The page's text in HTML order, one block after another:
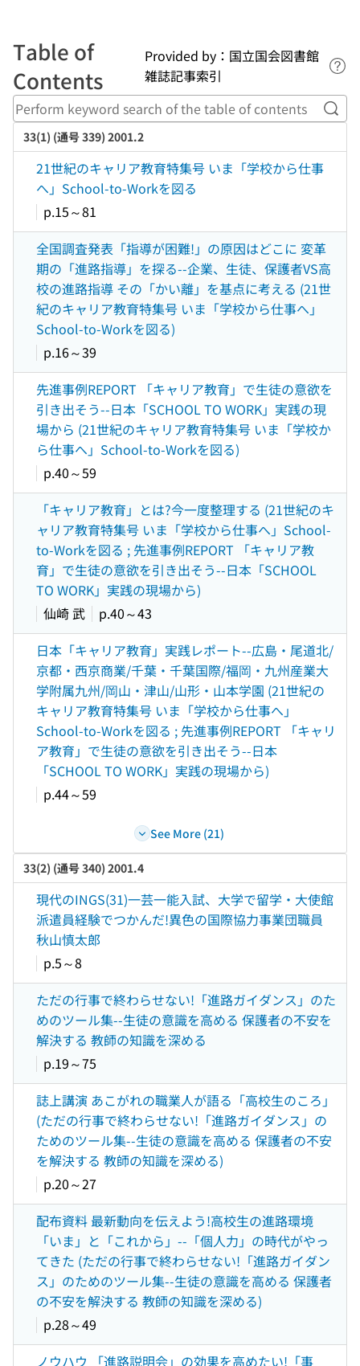
Table of
Contents
Provided by：国立国会図書館
雑誌記事索引
33(1) (通号 339) 2001.2
21世紀のキャリア教育特集号 いま「学校から仕事
へ」School-to-Workを図る
p.15～81
全国調査発表「指導が困難!」の原因はどこに 変革
期の「進路指導」を探る--企業、生徒、保護者VS高
校の進路指導 その「かい離」を基点に考える (21世
紀のキャリア教育特集号 いま「学校から仕事へ」
School-to-Workを図る)
p.16～39
先進事例REPORT 「キャリア教育」で生徒の意欲を
引き出そう--日本「SCHOOL TO WORK」実践の現
場から (21世紀のキャリア教育特集号 いま「学校か
ら仕事へ」School-to-Workを図る)
p.40～59
「キャリア教育」とは?今一度整理する (21世紀のキ
ャリア教育特集号 いま「学校から仕事へ」School-
to-Workを図る ; 先進事例REPORT 「キャリア教
育」で生徒の意欲を引き出そう--日本「SCHOOL
TO WORK」実践の現場から)
仙崎 武
p.40～43
日本「キャリア教育」実践レポート--広島・尾道北/
京都・西京商業/千葉・千葉国際/福岡・九州産業大
学附属九州/岡山・津山/山形・山本学園 (21世紀の
キャリア教育特集号 いま「学校から仕事へ」
School-to-Workを図る ; 先進事例REPORT 「キャリ
ア教育」で生徒の意欲を引き出そう--日本
「SCHOOL TO WORK」実践の現場から)
p.44～59
See More (21)
33(2) (通号 340) 2001.4
現代のINGS(31)一芸一能入試、大学で留学・大使館
派遣員経験でつかんだ!異色の国際協力事業団職員
秋山慎太郎
p.5～8
ただの行事で終わらせない!「進路ガイダンス」のた
めのツール集--生徒の意識を高める 保護者の不安を
解決する 教師の知識を深める
p.19～75
誌上講演 あこがれの職業人が語る「高校生のころ」
(ただの行事で終わらせない!「進路ガイダンス」の
ためのツール集--生徒の意識を高める 保護者の不安
を解決する 教師の知識を深める)
p.20～27
配布資料 最新動向を伝えよう!高校生の進路環境
「いま」と「これから」--「個人力」の時代がやっ
てきた (ただの行事で終わらせない!「進路ガイダン
ス」のためのツール集--生徒の意識を高める 保護者
の不安を解決する 教師の知識を深める)
p.28～49
ノウハウ 「進路説明会」の効果を高めたい!「事